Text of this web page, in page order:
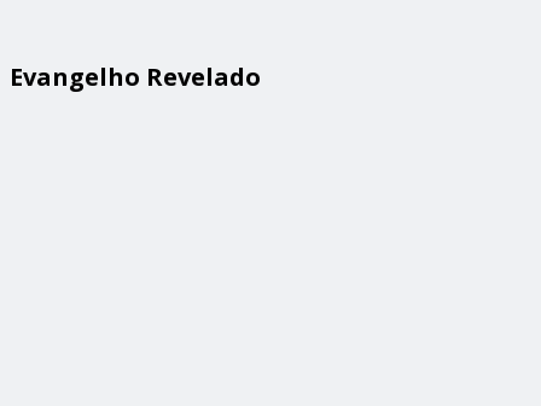
Evangelho Revelado